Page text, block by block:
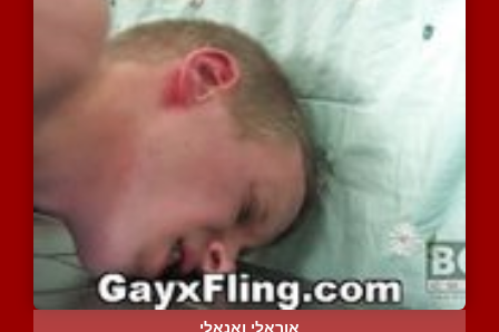
אוראלי ואנאלי